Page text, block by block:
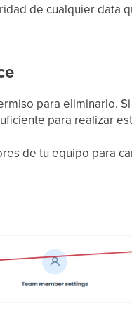
de cualquier data
para eliminarlo.
para realizar
de tu equipo para